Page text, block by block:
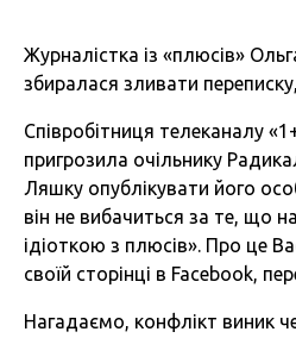
Журналістка із «плюсів»
збиралася зливати
Співробітниця телеканалу
пригрозила очільнику
Ляшку опублікувати його
він не вибачиться за те, що
ідіоткою з плюсів». Про це
своїй сторінці в Facebook,
Нагадаємо, конфлікт виник